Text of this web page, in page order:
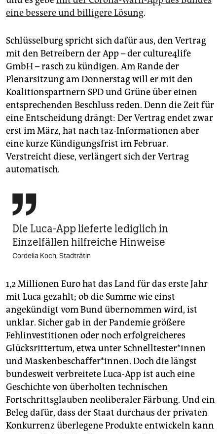
eine bessere und billigere Lösung.
Schlüsselburg spricht sich dafür aus, den Vertrag
mit den Betreibern der App – der culture4life
GmbH – rasch zu kündigen. Am Rande der
Plenarsitzung am Donnerstag will er mit den
Koalitionspartnern SPD und Grüne über einen
entsprechenden Beschluss reden. Denn die Zeit für
eine Entscheidung drängt: Der Vertrag endet zwar
erst im März, hat nach taz-Informationen aber
eine kurze Kündigungsfrist im Februar.
Verstreicht diese, verlängert sich der Vertrag
automatisch.

Die Luca-App lieferte lediglich in
Einzelfällen hilfreiche Hinweise
Cordelia Koch, Stadträtin
1,2 Millionen Euro hat das Land für das erste Jahr
mit Luca gezahlt; ob die Summe wie einst
angekündigt vom Bund übernommen wird, ist
unklar. Sicher gab in der Pandemie größere
Fehlinvestitionen oder noch erfolgreicheres
Glücksrittertum, etwa unter Schnell­tes­te­r*in­nen
und Maskenbeschaffer*innen. Doch die längst
bundesweit verbreitete Luca-App ist auch eine
Geschichte von überholten technischen
Fortschrittsglauben neoliberaler Färbung. Und ein
Beleg dafür, dass der Staat durchaus der privaten
Konkurrenz überlegene Produkte entwickeln kann